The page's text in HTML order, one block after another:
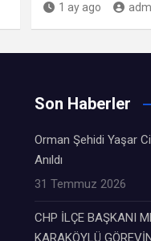
1 ay ago
Son Haberler
Orman Şehidi Yaşar
Anıldı
31 Temmuz 2026
CHP İLÇE BAŞKANI
KARAKÖYLÜ